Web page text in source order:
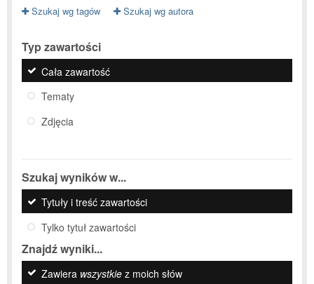
Szukaj wg tagów Szukaj wg autora
Typ zawartości
Cała zawartość
Tematy
Zdjęcia
Szukaj wyników w...
Tytuły i treść zawartości
Tylko tytuł zawartości
Znajdź wyniki...
Zawiera wszystkie z moich słów